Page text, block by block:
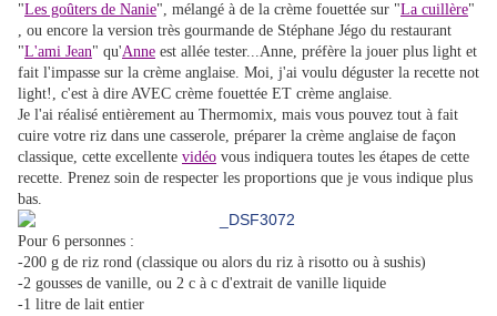
"Les goûters de Nanie", mélangé à de la crème fouettée sur "La cuillère"
, ou encore la version très gourmande de Stéphane Jégo du restaurant
"L'ami Jean" qu'Anne est allée tester...Anne, préfère la jouer plus light et
fait l'impasse sur la crème anglaise. Moi, j'ai voulu déguster la recette not
light!, c'est à dire AVEC crème fouettée ET crème anglaise.
Je l'ai réalisé entièrement au Thermomix, mais vous pouvez tout à fait
cuire votre riz dans une casserole, préparer la crème anglaise de façon
classique, cette excellente vidéo vous indiquera toutes les étapes de cette
recette. Prenez soin de respecter les proportions que je vous indique plus
bas.
Pour 6 personnes :
-200 g de riz rond (classique ou alors du riz à risotto ou à sushis)
-2 gousses de vanille, ou 2 c à c d'extrait de vanille liquide
-1 litre de lait entier